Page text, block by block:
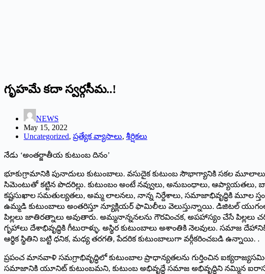
గృహమే కదా స్వర్గసీమ..!
NEWS
May 15, 2022
Uncategorized, ప్రత్యేక వ్యాసాలు, శీర్షికలు
నేడు ‘అంతర్జాతీయ కుటుంబ దినం’
భూకుగ్రామానికి పునాదులు కుటుంబాలు. వసుదైక కుటుంబ సౌభాగ్యానికి సకల
సిమెంటుతో కట్టిన పొదరిల్లు. కుటుంబం అంటే నవ్వులు, అనుబంధాలు,
కష్టసుఖాల సమతుల్యతలు, అమ్మ లాలనలు, నాన్న నిర్దేశాలు, సమాజాభివృద్ధికి మూల
ఉమ్మడి కుటుంబాలు అంతరిస్తూ న్యూక్లియర్‌ ‌ఫామిలీలు వెలుస్తున్నాయి. డిజిటల్‌
పిల్లలు జాతిరత్నాలు అవుతారు. అమ్మనాన్ననలను గౌరవించక, అపహాస్యం చేసే పిల్లలు
గృహాలు దేశాభివృద్ధికి గీటురాళ్ళు. అస్థిర కుటుంబాలు అశాంతికి నెలవులు. సమాజ
ఆర్థిక స్థితిని బట్టి ధనిక, మధ్య తరగతి, పేదరిక కుటుంబాలుగా వర్గీకరించబడి ఉన్నాయి. .
ప్రపంచ మానవాళి సమగ్రాభివృద్ధిలో కుటుంబాల ప్రాధాన్యతలను గుర్తించిన
సమాజానికి యూనిట్‌ ‌కుటుంబమని, కుటుంబ అభివృద్ధే సమాజ అభివృద్ధిని నమ్మిన